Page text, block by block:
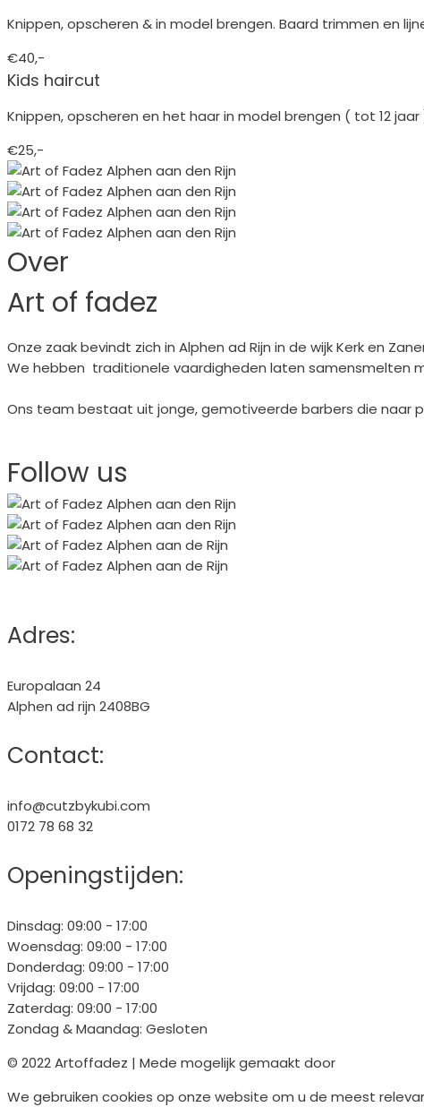
Knippen, opscheren & in model brengen. Baard trimmen en
€40,-
Kids haircut
Knippen, opscheren en het haar in model brengen ( tot 12 jaar
€25,-
Over
Art of fadez
Onze zaak bevindt zich in Alphen ad Rijn in de wijk Kerk en
We hebben traditionele vaardigheden laten samensmelten
Ons team bestaat uit jonge, gemotiveerde barbers die naar
Follow us
Adres:
Europalaan 24
Alphen ad rijn 2408BG
Contact:
info@cutzbykubi.com
0172 78 68 32
Openingstijden:
Dinsdag: 09:00 - 17:00
Woensdag: 09:00 - 17:00
Donderdag: 09:00 - 17:00
Vrijdag: 09:00 - 17:00
Zaterdag: 09:00 - 17:00
Zondag & Maandag: Gesloten
© 2022 Artoffadez | Mede mogelijk gemaakt door
We gebruiken cookies op onze website om u de meest